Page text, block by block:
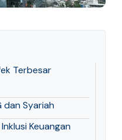
Terbesar
dan Syariah
Keuangan